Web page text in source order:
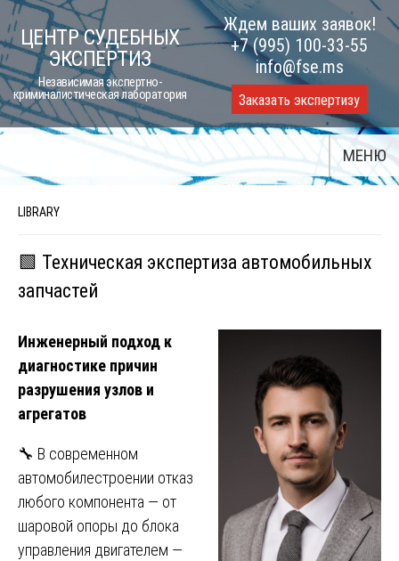
Skip
to
content
ЦЕНТР СУДЕБНЫХ
ЭКСПЕРТИЗ
Независимая экспертно-
криминалистическая лаборатория
Ждем ваших заявок!
+7 (995) 100-33-55
info@fse.ms
Заказать экспертизу
МЕНЮ
LIBRARY
🟩 Техническая экспертиза автомобильных
запчастей
Инженерный подход к
диагностике причин
разрушения узлов и
агрегатов
🔧 В современном
автомобилестроении отказ
любого компонента — от
шаровой опоры до блока
управления двигателем —